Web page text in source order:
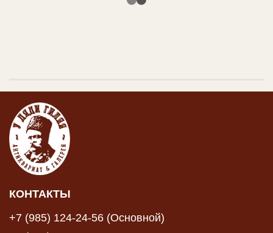
КОНТАКТЫ
+7 (985) 124-24-56 (Основной)